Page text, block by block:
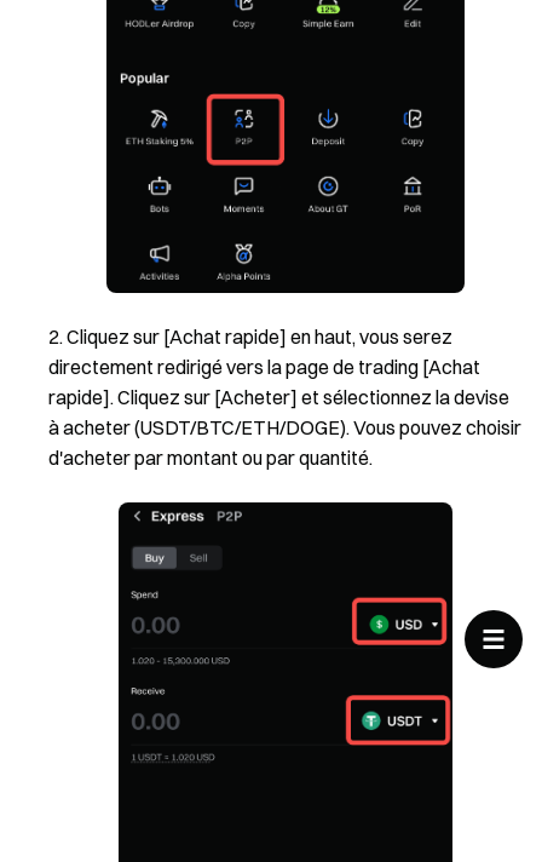
Cliquez sur [Achat rapide] en haut, vous serez
directement redirigé vers la page de trading [Achat
rapide]. Cliquez sur [Acheter] et sélectionnez la devise
à acheter (USDT/BTC/ETH/DOGE). Vous pouvez choisir
d'acheter par montant ou par quantité.